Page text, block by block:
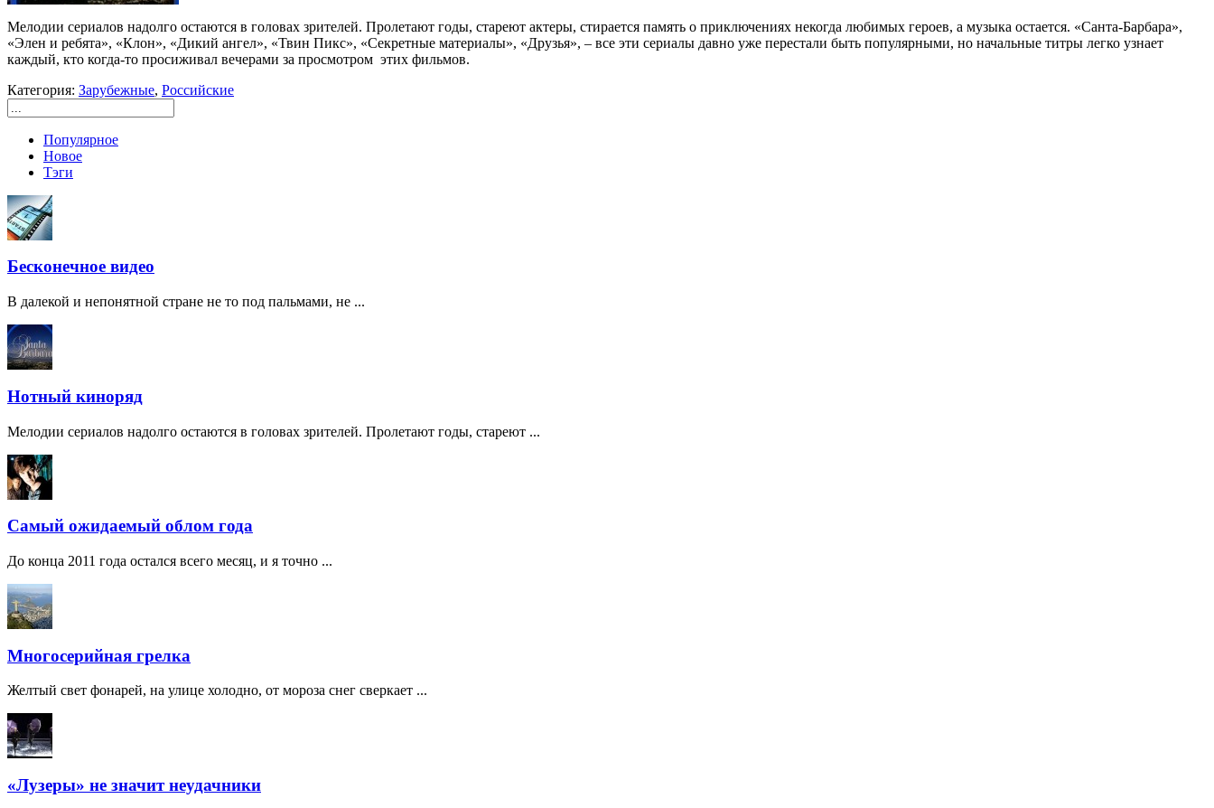
Мелодии сериалов надолго остаются в головах зрителей. Пролетают годы, стареют актеры, стирается память о приключениях некогда любимых героев, а музыка остается. «Санта-Барбара»,
«Элен и ребята», «Клон», «Дикий ангел», «Твин Пикс», «Секретные материалы», «Друзья», – все эти сериалы давно уже перестали быть популярными, но начальные титры легко узнает
каждый, кто когда-то просиживал вечерами за просмотром этих фильмов.
Категория: Зарубежные, Российские
Популярное
Новое
Тэги
Бесконечное видео
В далекой и непонятной стране не то под пальмами, не ...
Нотный киноряд
Мелодии сериалов надолго остаются в головах зрителей. Пролетают годы, стареют ...
Самый ожидаемый облом года
До конца 2011 года остался всего месяц, и я точно ...
Многосерийная грелка
Желтый свет фонарей, на улице холодно, от мороза снег сверкает ...
«Лузеры» не значит неудачники